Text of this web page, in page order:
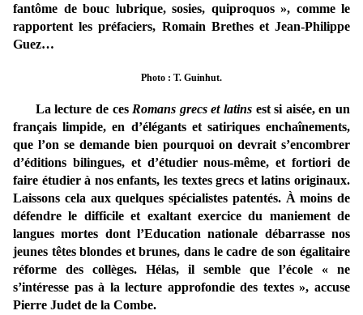
fantôme de bouc lubrique, sosies, quiproquos », comme le
rapportent les préfaciers, Romain Brethes et Jean-Philippe
Guez…
Photo : T. Guinhut.
La lecture de ces Romans grecs et latins est si aisée, en un
français limpide, en d’élégants et satiriques enchaînements,
que l’on se demande bien pourquoi on devrait s’encombrer
d’éditions bilingues, et d’étudier nous-même, et fortiori de
faire étudier à nos enfants, les textes grecs et latins originaux.
Laissons cela aux quelques spécialistes patentés. À moins de
défendre le difficile et exaltant exercice du maniement de
langues mortes dont l’Education nationale débarrasse nos
jeunes têtes blondes et brunes, dans le cadre de son égalitaire
réforme des collèges. Hélas, il semble que l’école « ne
s’intéresse pas à la lecture approfondie des textes », accuse
Pierre Judet de la Combe.